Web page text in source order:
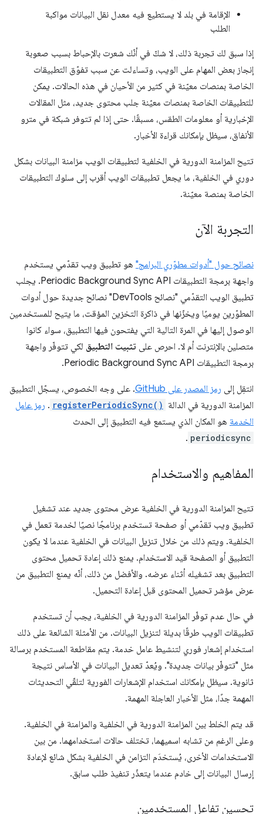
الإقامة في بلد لا يستطيع فيه معدل نقل البيانات مواكبة
الطلب
إذا سبق لك تجربة ذلك، لا شكّ في أنّك شعرت بالإحباط بسبب صعوبة
إنجاز بعض المهام على الويب، وتساءلت عن سبب تفوّق التطبيقات
الخاصة بمنصات معيّنة في كثير من الأحيان في هذه الحالات. يمكن
للتطبيقات الخاصة بمنصات معيّنة جلب محتوى جديد، مثل المقالات
الإخبارية أو معلومات الطقس، مسبقًا. حتى إذا لم تتوفر شبكة في مترو
الأنفاق، سيظل بإمكانك قراءة الأخبار.
تتيح المزامنة الدورية في الخلفية لتطبيقات الويب مزامنة البيانات بشكل
دوري في الخلفية، ما يجعل تطبيقات الويب أقرب إلى سلوك التطبيقات
الخاصة بمنصة معيّنة.
التجربة الآن
نصائح حول "أدوات مطوّري البرامج" هو تطبيق ويب تقدّمي يستخدم
واجهة برمجة التطبيقات Periodic Background Sync API. يجلب
تطبيق الويب التقدّمي "نصائح DevTools" نصائح جديدة حول أدوات
المطوّرين يوميًا ويخزّنها في ذاكرة التخزين المؤقت، ما يتيح للمستخدمين
الوصول إليها في المرة التالية التي يفتحون فيها التطبيق، سواء كانوا
متصلين بالإنترنت أم لا. احرص على تثبيت التطبيق لكي تتوفّر واجهة
برمجة التطبيقات Periodic Background Sync API.
انتقِل إلى رمز المصدر على GitHub
. على وجه الخصوص، يسجّل التطبيق
المزامنة الدورية في الدالة registerPeriodicSync()
. رمز عامل
الخدمة هو المكان الذي يستمع فيه التطبيق إلى الحدث
periodicsync
.
المفاهيم والاستخدام
تتيح المزامنة الدورية في الخلفية عرض محتوى جديد عند تشغيل
تطبيق ويب تقدّمي أو صفحة تستخدم برنامجًا نصيًا لخدمة تعمل في
الخلفية. ويتم ذلك من خلال تنزيل البيانات في الخلفية عندما لا يكون
التطبيق أو الصفحة قيد الاستخدام. يمنع ذلك إعادة تحميل محتوى
التطبيق بعد تشغيله أثناء عرضه. والأفضل من ذلك، أنّه يمنع التطبيق من
عرض مؤشر تحميل المحتوى قبل إعادة التحميل.
في حال عدم توفّر المزامنة الدورية في الخلفية، يجب أن تستخدم
تطبيقات الويب طرقًا بديلة لتنزيل البيانات. من الأمثلة الشائعة على ذلك
استخدام إشعار فوري لتنشيط عامل خدمة. يتم مقاطعة المستخدم برسالة
مثل "تتوفّر بيانات جديدة". ويُعدّ تعديل البيانات في الأساس نتيجة
ثانوية. سيظل بإمكانك استخدام الإشعارات الفورية لتلقّي التحديثات
المهمة جدًا، مثل الأخبار العاجلة المهمة.
قد يتم الخلط بين المزامنة الدورية في الخلفية والمزامنة في الخلفية.
وعلى الرغم من تشابه اسميهما، تختلف حالات استخدامهما. من بين
الاستخدامات الأخرى، يُستخدَم التزامن في الخلفية بشكل شائع لإعادة
إرسال البيانات إلى خادم عندما يتعذّر تنفيذ طلب سابق.
تحسين تفاعل المستخدمين